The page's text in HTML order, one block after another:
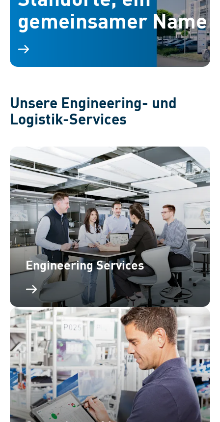
gemeinsamer Name
Unsere Engineering- und
Logistik-Services
Engineering Services